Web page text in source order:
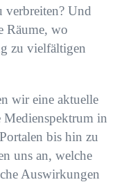
verbreiten? Und
Räume, wo
zu vielfältigen
wir eine aktuelle
Medienspektrum in
bis hin zu
uns an, welche
Auswirkungen